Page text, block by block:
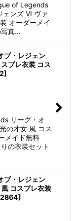
of Legends
ェンズ VI ヴァ
オーダーメイ
写真…
ブ・レジェン
プレ衣装 コス
]
リーグ・オ
の才女 風 コス
メイド無料
の衣装セット
ブ・レジェン
コスプレ衣装
2864]